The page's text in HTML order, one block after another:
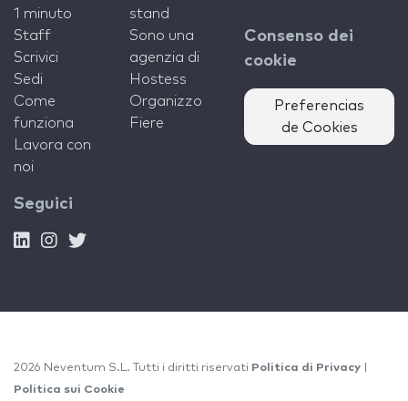
1 minuto
Staff
Scrivici
Sedi
Come
funziona
Lavora con
noi
stand
Sono una
agenzia di
Hostess
Organizzo
Fiere
Consenso dei
cookie
Preferencias
de Cookies
Seguici
2026 Neventum S.L. Tutti i diritti riservati Politica di Privacy
Politica sui Cookie